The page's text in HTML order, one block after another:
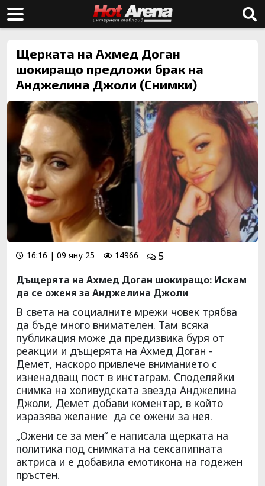
Щерката на Ахмед Доган
шокиращо предложи брак на
Анджелина Джоли (Снимки)
16:16 | 09 яну 25 14966
5
Дъщерята на Ахмед Доган шокиращо: Искам
да се оженя за Анджелина Джоли
В света на социалните мрежи човек трябва
да бъде много внимателен. Там всяка
публикация може да предизвика буря от
реакции и дъщерята на Ахмед Доган -
Демет, наскоро привлече вниманието с
изненадващ пост в инстаграм. Споделяйки
снимка на холивудската звезда Анджелина
Джоли, Демет добави коментар, в който
изразява желание да се ожени за нея.
„Ожени се за мен“ е написала щерката на
политика под снимката на сексапипната
актриса и е добавила емотикона на годежен
пръстен.